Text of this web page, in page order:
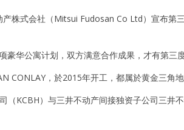
株式会社（Mitsui Fudosan Co Ltd）宣布第
华公寓计划，双方满意合作成果，才有第三度
CONLAY，於2015年开工，都属於黄金三角地
KCBH）与三井不动产间接独资子公司三井